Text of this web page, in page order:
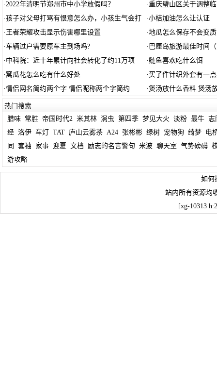
·2022年清明节郑州市中小学放假吗？ ·重庆璧山区关于调整
·孩子对父母打骂有恨意怎么办，小孩生气会打 ·小桔加油怎么让认证
· 王者荣耀攻击显示伤害哪里设置 ·地瓜怎么保存不会变
·车辆过户需要原车主到场吗? · 巴厘岛旅游最佳时间
· 中科院：近十年累计向社会转化了约11万项 ·鲢鱼喜欢吃什么饵
· 窝瓜花怎么吃有什么好处 · 买了件针织外套有一
·情侣网名简约两个字 情侣昵称两个字简约 ·煲汤放什么香料 煲汤
热门搜索
腊味
常胜 帝国时代2 米其林 涡虫 第四季 梦见大火 淡粉 最牛 志
经 洛伊 车灯 TAT 庐山云雾茶 A24 张彬彬 绿树 宠物狗 绮梦
电
同
套袖 家事 迎夏 文档 励志的名言警句 米波 聊天室 气势磅礴
游攻略
如何
站内所有资源均
[xg-10313